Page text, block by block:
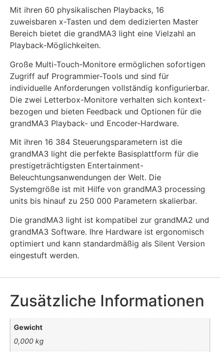
Mit ihren 60 physikalischen Playbacks, 16
zuweisbaren x-Tasten und dem dedizierten Master
Bereich bietet die grandMA3 light eine Vielzahl an
Playback-Möglichkeiten.
Große Multi-Touch-Monitore ermöglichen sofortigen
Zugriff auf Programmier-Tools und sind für
individuelle Anforderungen vollständig konfigurierbar.
Die zwei Letterbox-Monitore verhalten sich kontext-
bezogen und bieten Feedback und Optionen für die
grandMA3 Playback- und Encoder-Hardware.
Mit ihren 16 384 Steuerungsparametern ist die
grandMA3 light die perfekte Basisplattform für die
prestigeträchtigsten Entertainment-
Beleuchtungsanwendungen der Welt. Die
Systemgröße ist mit Hilfe von grandMA3 processing
units bis hinauf zu 250 000 Parametern skalierbar.
Die grandMA3 light ist kompatibel zur grandMA2 und
grandMA3 Software. Ihre Hardware ist ergonomisch
optimiert und kann standardmäßig als Silent Version
eingestuft werden.
Zusätzliche Informationen
Gewicht
0,000 kg